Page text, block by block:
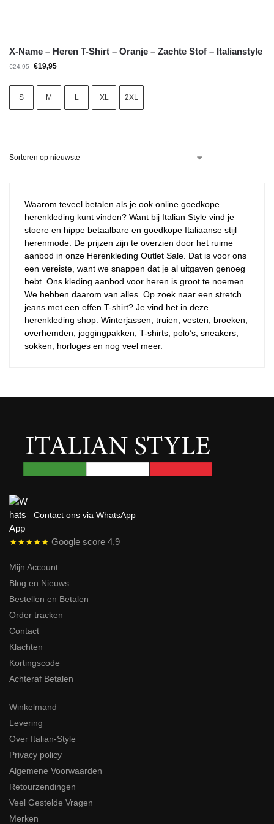
X-Name – Heren T-Shirt – Oranje – Zachte Stof – Italianstyle
€24,95 €19,95
S M L XL 2XL
Waarom teveel betalen als je ook online goedkope
herenkleding kunt vinden? Want bij Italian Style vind je
stoere en hippe betaalbare en goedkope Italiaanse stijl
herenmode. De prijzen zijn te overzien door het ruime
aanbod in onze Herenkleding Outlet Sale. Dat is voor ons
een vereiste, want we snappen dat je al uitgaven genoeg
hebt. Ons kleding aanbod voor heren is groot te noemen.
We hebben daarom van alles. Op zoek naar een stretch
jeans met een effen T-shirt? Je vind het in deze
herenkleding shop. Winterjassen, truien, vesten, broeken,
overhemden, joggingpakken, T-shirts, polo’s, sneakers,
sokken, horloges en nog veel meer.
Contact ons via WhatsApp
★★★★★ Google score 4,9
Mijn Account
Blog en Nieuws
Bestellen en Betalen
Order tracken
Contact
Klachten
Kortingscode
Achteraf Betalen
Winkelmand
Levering
Over Italian-Style
Privacy policy
Algemene Voorwaarden
Retourzendingen
Veel Gestelde Vragen
Merken